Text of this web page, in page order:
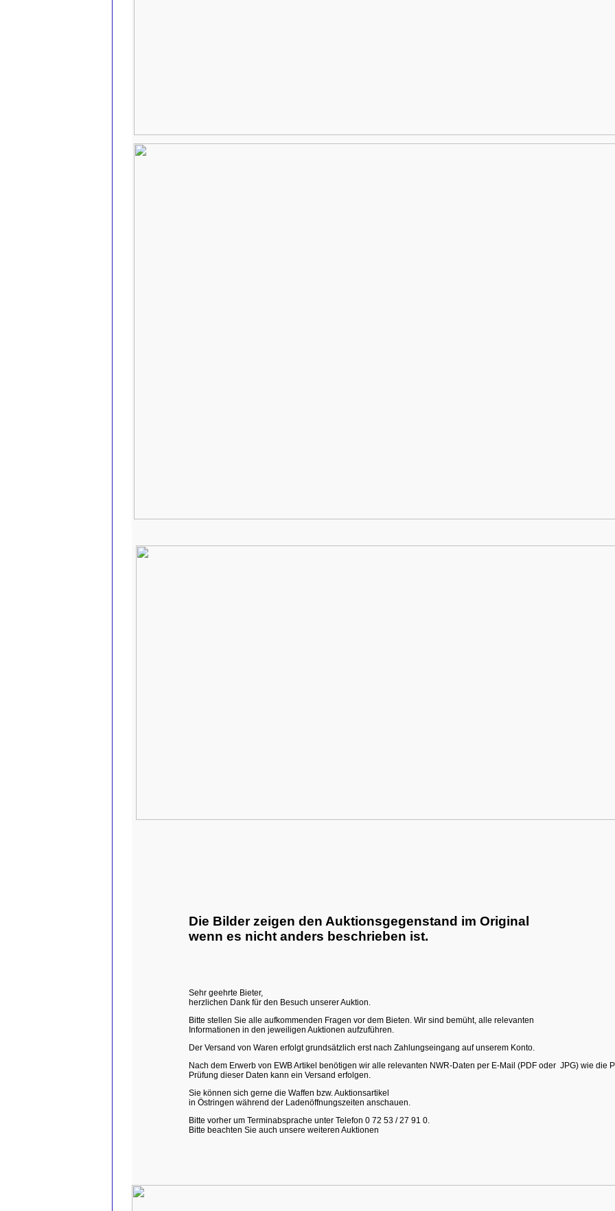
Die Bilder zeigen den Auktionsgegenstand im Original
wenn es nicht anders beschrieben ist.
Sehr geehrte Bieter,
herzlichen Dank für den Besuch unserer Auktion.
Bitte stellen Sie alle aufkommenden Fragen vor dem Bieten. Wir sind bemüht, alle relevanten
Informationen in den jeweiligen Auktionen aufzuführen.
Der Versand von Waren erfolgt grundsätzlich erst nach Zahlungseingang auf unserem Konto.
Nach dem Erwerb von EWB Artikel benötigen wir alle relevanten NWR-Daten per E-Mail (PDF oder JPG) wie die
Prüfung dieser Daten kann ein Versand erfolgen.
Sie können sich gerne die Waffen bzw. Auktionsartikel
in Östringen während der Ladenöffnungszeiten anschauen.
Bitte vorher um Terminabsprache unter Telefon 0 72 53 / 27 91 0.
Bitte beachten Sie auch unsere weiteren Auktionen